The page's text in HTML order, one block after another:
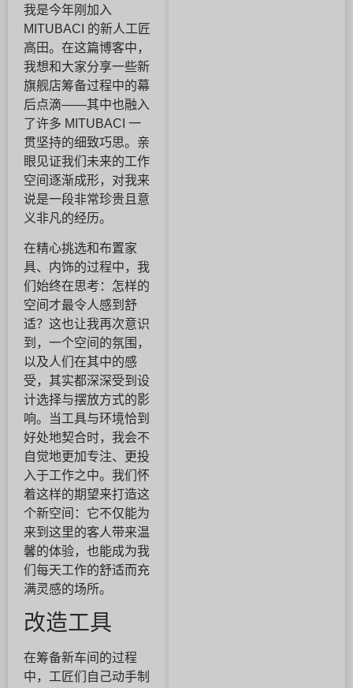
我是今年刚加入
MITUBACI 的新人工匠
高田。在这篇博客中，
我想和大家分享一些新
旗舰店筹备过程中的幕
后点滴——其中也融入
了许多 MITUBACI 一
贯坚持的细致巧思。亲
眼见证我们未来的工作
空间逐渐成形，对我来
说是一段非常珍贵且意
义非凡的经历。
在精心挑选和布置家
具、内饰的过程中，我
们始终在思考：怎样的
空间才最令人感到舒
适？这也让我再次意识
到，一个空间的氛围，
以及人们在其中的感
受，其实都深深受到设
计选择与摆放方式的影
响。当工具与环境恰到
好处地契合时，我会不
自觉地更加专注、更投
入于工作之中。我们怀
着这样的期望来打造这
个新空间：它不仅能为
来到这里的客人带来温
馨的体验，也能成为我
们每天工作的舒适而充
满灵感的场所。
改造工具
在筹备新车间的过程
中，工匠们自己动手制